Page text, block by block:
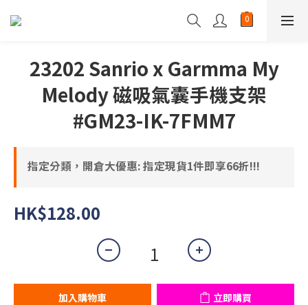
23202 Sanrio x Garmma My
Melody 磁吸氣囊手機支架
#GM23-IK-7FMM7
指定分類，開倉大優惠: 指定現貨1件即享66折!!!
HK$128.00
加入購物車 立即購買